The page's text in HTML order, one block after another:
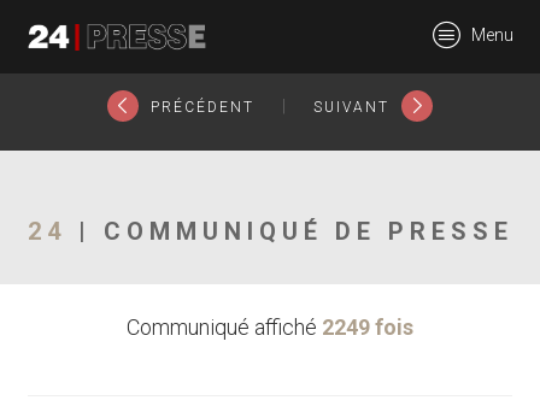
24Presse -
Communiqués de
Menu
PRÉCÉDENT SUIVANT
24 | COMMUNIQUÉ DE PRESSE
Communiqué affiché 2249 fois